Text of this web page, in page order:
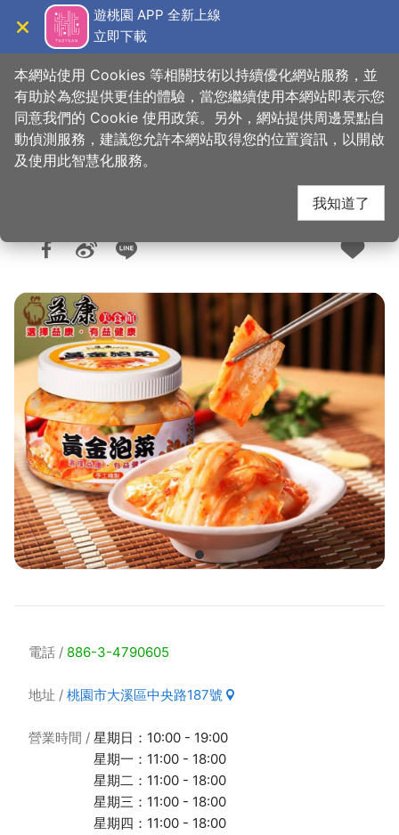
主
遊桃園 APP 全新上線
立即下載
首頁 > 購好物 > 購物快搜
益康泡菜(中央路店)
人氣：6738
電話 886-3-4790605
地址 桃園市大溪區中央路187號
營業時間
星期日：10:00 - 19:00
星期一：11:00 - 18:00
星期二：11:00 - 18:00
星期三：11:00 - 18:00
星期四：11:00 - 18:00
本網站使用 Cookies 等相關技術以持續優化網站服務，並
有助於為您提供更佳的體驗，當您繼續使用本網站即表示您
同意我們的 Cookie 使用政策。另外，網站提供周邊景點自
動偵測服務，建議您允許本網站取得您的位置資訊，以開啟
及使用此智慧化服務。
我知道了